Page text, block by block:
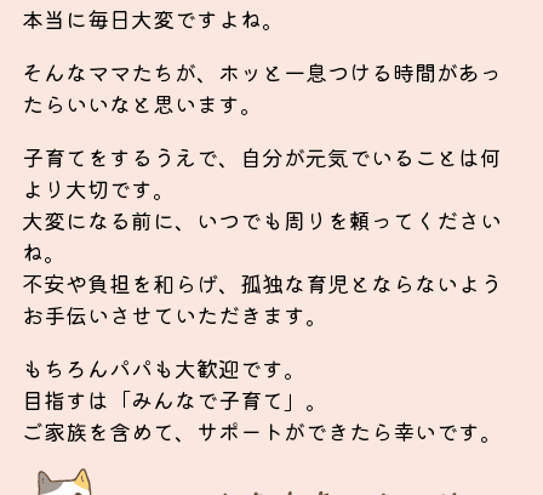
本当に毎日大変ですよね。
そんなママたちが、ホッと一息つける時間があっ
たらいいなと思います。
子育てをするうえで、自分が元気でいることは何
より大切です。
大変になる前に、いつでも周りを頼ってください
ね。
不安や負担を和らげ、孤独な育児とならないよう
お手伝いさせていただきます。
もちろんパパも大歓迎です。
目指すは「みんなで子育て」。
ご家族を含めて、サポートができたら幸いです。